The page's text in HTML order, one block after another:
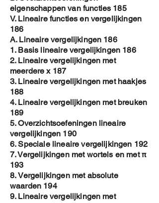
eigenschappen van functies 185
V. Lineaire functies en vergelijkingen
186
A. Lineaire vergelijkingen 186
1. Basis lineaire vergelijkingen 186
2. Lineaire vergelijkingen met
meerdere x 187
3. Lineaire vergelijkingen met haakjes
188
4. Lineaire vergelijkingen met breuken
189
5. Overzichtsoefeningen lineaire
vergelijkingen 190
6. Speciale lineaire vergelijkingen 192
7. Vergelijkingen met wortels en met π
193
8. Vergelijkingen met absolute
waarden 194
9. Lineaire vergelijkingen met